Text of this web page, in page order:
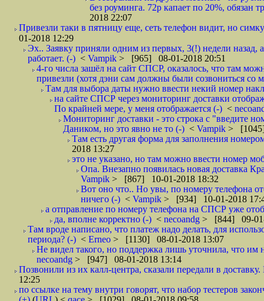
без роуминга. 72р капает по 20%, обязан
2018 22:07
Привезли таки в пятницу еще, сеть телефон видит, но
01-2018 12:29
Эх.. Заявку приняли одним из первых, 3(!) недели назад,
работает. (-) < Vampik > [965] 08-01-2018 20:51
4-го числа зашёл на сайт СПСР, оказалось, что там
привезли (хотя дэни сам должны были созвониться со
Там для выбора даты нужно ввести некий номер
на сайте СПСР через мониторинг доставки
По крайней мере, у меня отображается (-) <
Мониторинг доставки - это строка с "введите
Даником, но это явно не то (-) < Vampik >
Там есть другая форма для заполнения
2018 13:27
это не указано, но там можно ввести номер
Опа. Внезапно появилась новая доставка
Vampik > [867] 10-01-2018 18:32
Вот оно что.. Но увы, по номеру телефона
ничего (-) < Vampik > [934] 10-01-2018
а отправление по номеру телефона на СПСР уже
да, вполне корректно (-) < necoandg > [844] 09-01-
Там вроде написано, что платеж надо делать, для
периода? (-) < Erneo > [1130] 08-01-2018 13:07
Не видел такого, но поддержка лишь уточнила, что
necoandg > [947] 08-01-2018 13:14
Позвонили из их калл-центра, сказали передали в
12:25
по ссылке на тему внутри говорят, что набор тестеров